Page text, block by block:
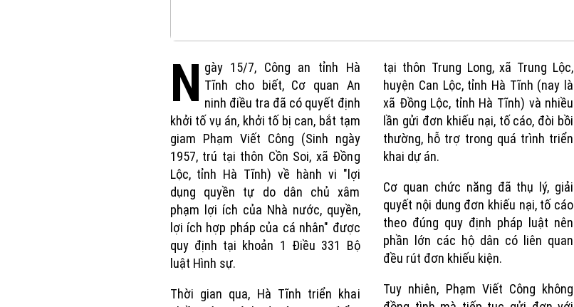
N gày 15/7, Công an tỉnh Hà
Tĩnh cho biết, Cơ quan An
ninh điều tra đã có quyết định
khởi tố vụ án, khởi tố bị can, bắt tạm
giam Phạm Viết Công (Sinh ngày
1957, trú tại thôn Cồn Soi, xã Đồng
Lộc, tỉnh Hà Tĩnh) về hành vi "lợi
dụng quyền tự do dân chủ xâm
phạm lợi ích của Nhà nước, quyền,
lợi ích hợp pháp của cá nhân" được
quy định tại khoản 1 Điều 331 Bộ
luật Hình sự.
Thời gian qua, Hà Tĩnh triển khai
tại thôn Trung Long, xã Trung Lộc,
huyện Can Lộc, tỉnh Hà Tĩnh (nay là
xã Đồng Lộc, tỉnh Hà Tĩnh) và nhiều
lần gửi đơn khiếu nại, tố cáo, đòi bồi
thường, hỗ trợ trong quá trình triển
khai dự án.
Cơ quan chức năng đã thụ lý, giải
quyết nội dung đơn khiếu nại, tố cáo
theo đúng quy định pháp luật nên
phần lớn các hộ dân có liên quan
đều rút đơn khiếu kiện.
Tuy nhiên, Phạm Viết Công không